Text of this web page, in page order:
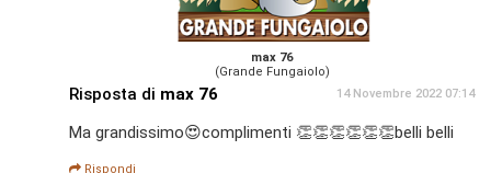
max 76
(Grande Fungaiolo)
Risposta di max 76 14 Novembre 2022 07:14
Ma grandissimo😍complimenti 👏👏👏👏👏👏belli belli
Rispondi